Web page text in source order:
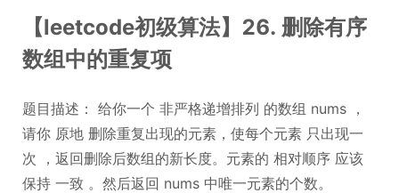
【leetcode初级算法】26. 删除有序
数组中的重复项
题目描述： 给你一个 非严格递增排列 的数组 nums ，
请你 原地 删除重复出现的元素，使每个元素 只出现一
次 ，返回删除后数组的新长度。元素的 相对顺序 应该
保持 一致 。然后返回 nums 中唯一元素的个数。